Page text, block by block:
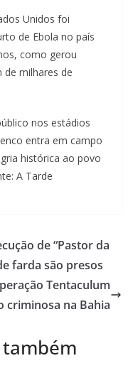
Unidos foi
de Ebola no país
como gerou
de milhares de
nos estádios
entra em campo
histórica ao povo
A Tarde
de “Pastor da
farda são presos
Tentaculum
criminosa na Bahia